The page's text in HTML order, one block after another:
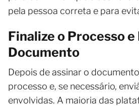
pela pessoa correta e para
Finalize o Processo e
Documento
Depois de assinar o
processo e, se necessário,
envolvidas. A maioria das